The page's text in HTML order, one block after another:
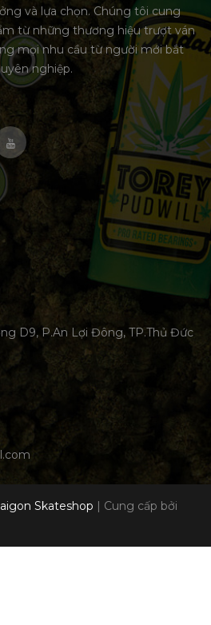
và lựa chọn. Chúng tôi cung
từ những thương hiệu trượt ván
mọi nhu cầu từ người mới bắt
nghiệp.
D9, P.An Lợi Đông, TP.Thủ Đức
Skateshop | Cung cấp bởi